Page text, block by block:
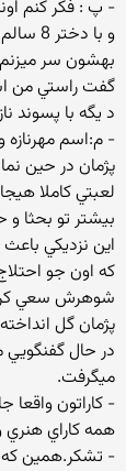
- پ : فكر كنم
و با
بهشون سر
د يگه با پسوند
- م:اسم مهرنازه
پژمان در حين
لعبتي كاملا
بيشتر تو بحثا و
اين نزديكي
كه اون جو
پژمان گل
در حال گفنگويي
ميگرفت.
- كاراتون واقعا
همه كاراي